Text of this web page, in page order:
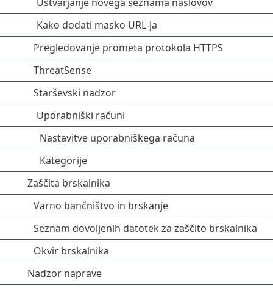
Kako dodati masko URL-ja
Pregledovanje prometa protokola HTTPS
ThreatSense
Starševski nadzor
Uporabniški računi
Nastavitve uporabniškega računa
Kategorije
Zaščita brskalnika
Varno bančništvo in brskanje
Seznam dovoljenih datotek za zaščito brskalnika
Okvir brskalnika
Nadzor naprave